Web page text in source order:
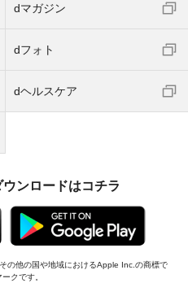
dマガジン
dフォト
dヘルスケア
ンロードはコチラ
の他の国や地域におけるApple Inc.の商標で
クです。